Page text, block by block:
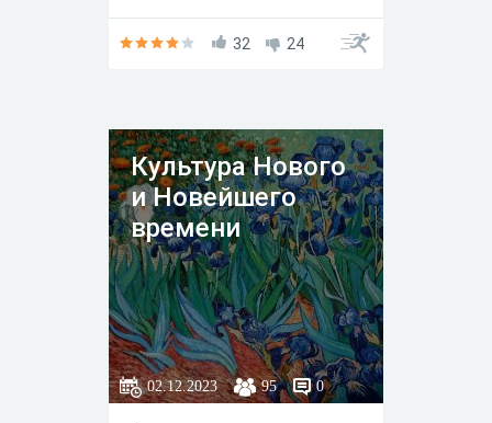
32 24
Культура Нового
и Новейшего
времени
02.12.2023 95 0